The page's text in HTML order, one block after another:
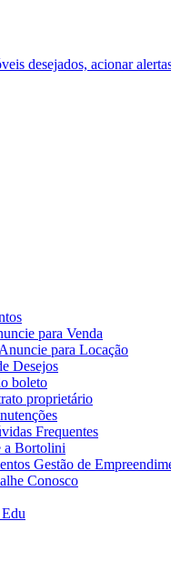
desejados, acionar
para Venda
Anuncie para Locação
Desejos
boleto
proprietário
Frequentes
a Bortolini
Gestão de
Conosco